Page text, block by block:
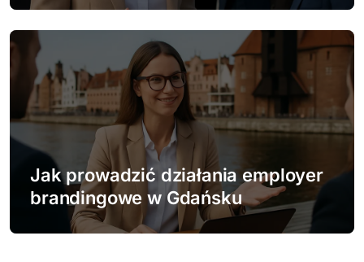
Jak prowadzić działania employer
brandingowe w Gdańsku